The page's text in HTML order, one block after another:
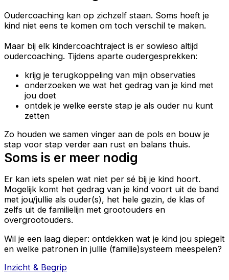
Oudercoaching kan op zichzelf staan. Soms hoeft je
kind niet eens te komen om toch verschil te maken.
Maar bij elk kindercoachtraject is er sowieso altijd
oudercoaching. Tijdens aparte oudergesprekken:
krijg je terugkoppeling van mijn observaties
onderzoeken we wat het gedrag van je kind met
jou doet
ontdek je welke eerste stap je als ouder nu kunt
zetten
Zo houden we samen vinger aan de pols en bouw je
stap voor stap verder aan rust en balans thuis.
Soms is er meer nodig
Er kan iets spelen wat niet per sé bij je kind hoort.
Mogelijk komt het gedrag van je kind voort uit de band
met jou/jullie als ouder(s), het hele gezin, de klas of
zelfs uit de familielijn met grootouders en
overgrootouders.
Wil je een laag dieper: ontdekken wat je kind jou spiegelt
en welke patronen in jullie (familie)systeem meespelen?
Inzicht & Begrip